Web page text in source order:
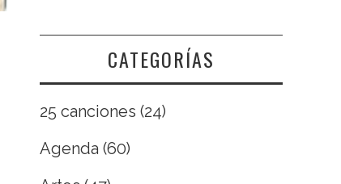
CATEGORÍAS
25 canciones (24)
Agenda (60)